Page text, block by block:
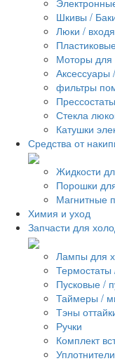
Шкивы /
Люки /
Моторы для
Аксессуары
фильтры
Стекла
Катушки
Средства от
Жидкости
Порошки
Магнитные
Химия и уход
Запчасти для
Лампы для
Термостаты
Пусковые /
Таймеры /
Тэны
Ручки
Комплект